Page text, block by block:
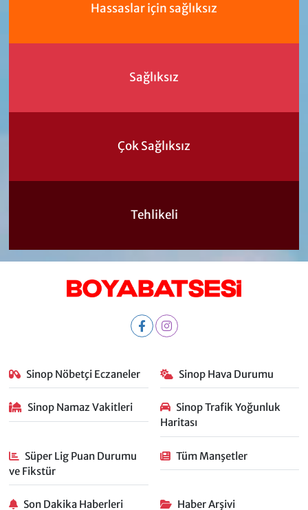
Hassaslar için sağlıksız
Sağlıksız
Çok Sağlıksız
Tehlikeli
Sinop Nöbetçi Eczaneler Sinop Hava Durumu
Sinop Namaz Vakitleri
Sinop Trafik Yoğunluk
Haritası
Süper Lig Puan Durumu
ve Fikstür
Tüm Manşetler
Son Dakika Haberleri Haber Arşivi